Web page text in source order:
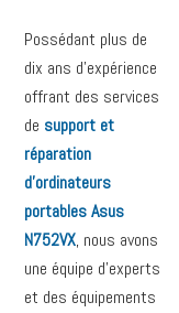
Possédant plus de
dix ans d’expérience
offrant des services
de support et
réparation
d’ordinateurs
portables Asus
N752VX, nous avons
une équipe d’experts
et des équipements